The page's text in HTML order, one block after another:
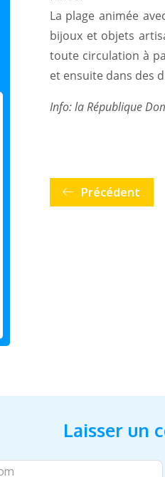
La plage animée
bijoux et objets
toute circulation à
et ensuite dans des
Info: la République
Précédent
Laisser un